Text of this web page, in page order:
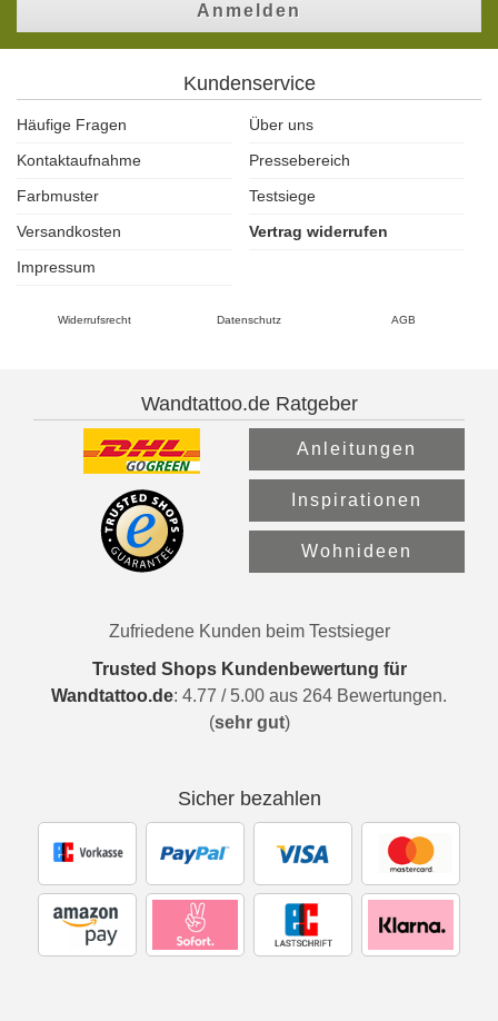
Anmelden
Kundenservice
Häufige Fragen
Über uns
Kontaktaufnahme
Pressebereich
Farbmuster
Testsiege
Versandkosten
Vertrag widerrufen
Impressum
Widerrufsrecht Datenschutz AGB
Wandtattoo.de Ratgeber
Anleitungen
Inspirationen
Wohnideen
Zufriedene Kunden beim Testsieger
Trusted Shops Kundenbewertung für
Wandtattoo.de: 4.77 / 5.00 aus 264 Bewertungen.
(sehr gut)
Sicher bezahlen